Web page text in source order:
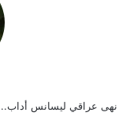
نهى عراقي ليسانس أداب..